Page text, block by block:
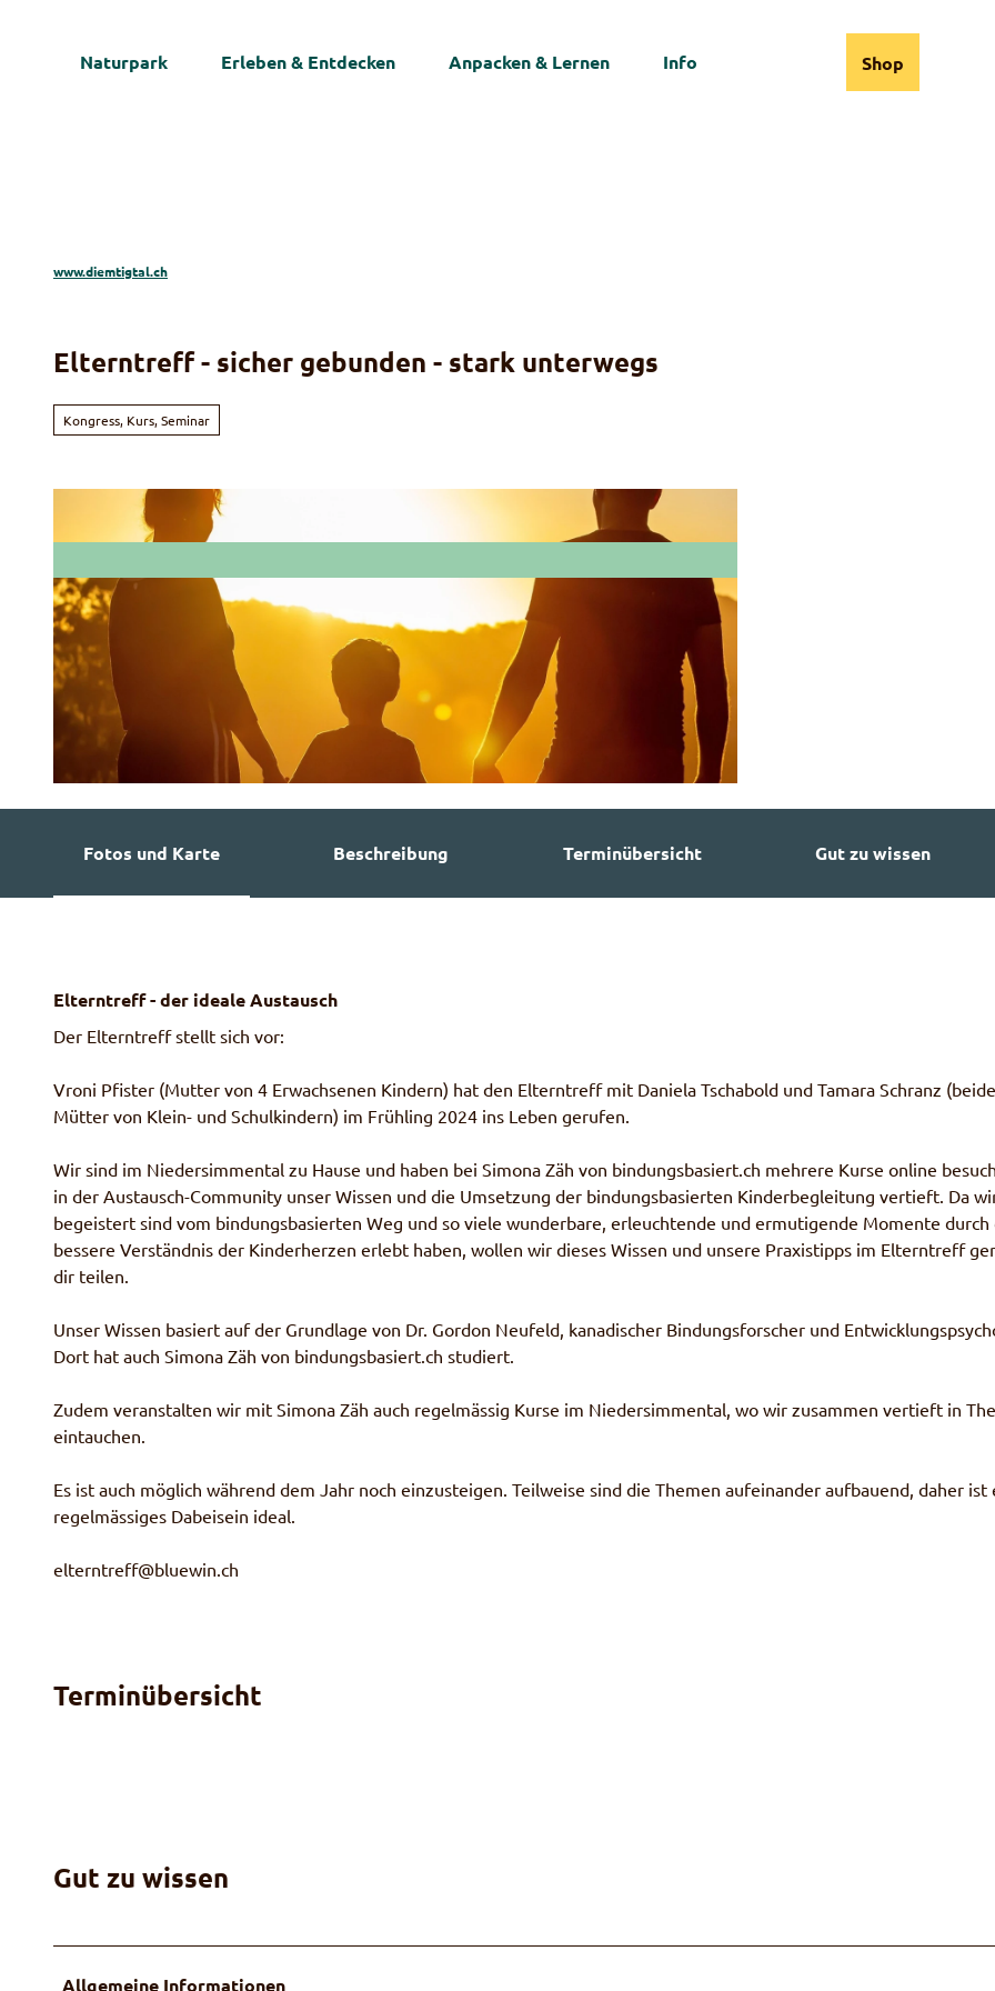
Naturpark Erleben & Entdecken Anpacken & Lernen Info Informationen
SucheShop
www.diemtigtal.ch
Elterntreff - sicher gebunden - stark unterwegs
Kongress, Kurs, Seminar
Fotos und Karte Beschreibung Terminübersicht Gut zu wissen
Elterntreff - der ideale Austausch
Der Elterntreff stellt sich vor:
Vroni Pfister (Mutter von 4 Erwachsenen Kindern) hat den Elterntreff mit Daniela Tschabold und Tamara Schranz
Mütter von Klein- und Schulkindern) im Frühling 2024 ins Leben gerufen.
Wir sind im Niedersimmental zu Hause und haben bei Simona Zäh von bindungsbasiert.ch mehrere Kurse online
in der Austausch-Community unser Wissen und die Umsetzung der bindungsbasierten Kinderbegleitung vertieft. Da
begeistert sind vom bindungsbasierten Weg und so viele wunderbare, erleuchtende und ermutigende Momente durch
bessere Verständnis der Kinderherzen erlebt haben, wollen wir dieses Wissen und unsere Praxistipps im Elterntreff
dir teilen.
Unser Wissen basiert auf der Grundlage von Dr. Gordon Neufeld, kanadischer Bindungsforscher und
Dort hat auch Simona Zäh von bindungsbasiert.ch studiert.
Zudem veranstalten wir mit Simona Zäh auch regelmässig Kurse im Niedersimmental, wo wir zusammen vertieft in
eintauchen.
Es ist auch möglich während dem Jahr noch einzusteigen. Teilweise sind die Themen aufeinander aufbauend, daher ist
regelmässiges Dabeisein ideal.
elterntreff@bluewin.ch
Terminübersicht
Gut zu wissen
Allgemeine Informationen